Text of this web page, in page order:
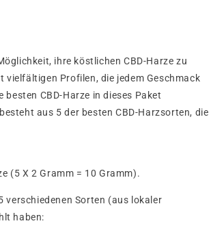
ihre köstlichen CBD-Harze zu
vielfältigen Profilen, die jedem Geschmack
CBD-Harze in dieses Paket
aus 5 der besten CBD-Harzsorten, die
(5 X 2 Gramm = 10 Gramm).
verschiedenen Sorten (aus lokaler
haben: